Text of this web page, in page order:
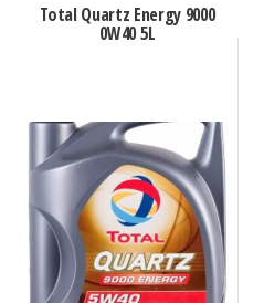
Total Quartz Energy 9000
0W40 5L